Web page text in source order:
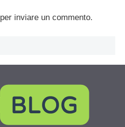
per inviare un commento.